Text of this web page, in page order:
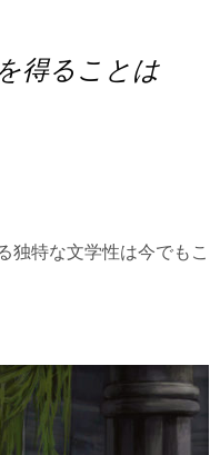
得ることは
独特な文学性は今でもこ